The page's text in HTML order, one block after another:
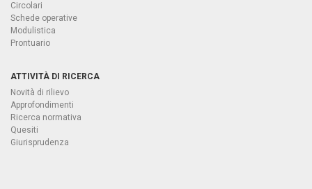
Circolari
Schede operative
Modulistica
Prontuario
ATTIVITÀ DI RICERCA
Novità di rilievo
Approfondimenti
Ricerca normativa
Quesiti
Giurisprudenza